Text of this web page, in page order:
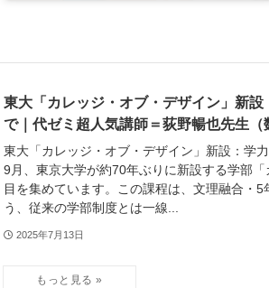
東大「カレッジ・オブ・デザイン」新設
で｜代ゼミ超人気講師＝荻野暢也先生（
東大「カレッジ・オブ・デザイン」新設：学
9月、東京大学が約70年ぶりに新設する学部
目を集めています。この課程は、文理融合・
う、従来の学部制度とは一線...
2025年7月13日